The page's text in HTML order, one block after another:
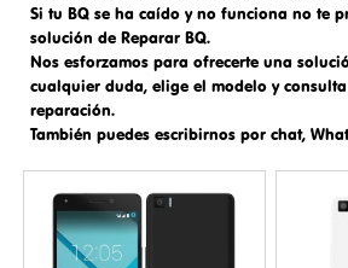
Si tu BQ se ha caído y no funciona no te
solución de Reparar BQ.
Nos esforzamos para ofrecerte una
cualquier duda, elige el modelo y
reparación.
También puedes escribirnos por chat,